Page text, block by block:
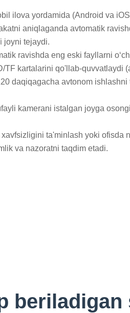
ilova yordamida (Android va
aniqlaganda avtomatik
joyni tejaydi.
ravishda eng eski fayllarni
kartalarini qo'llab-quvvatlaydi
daqiqagacha avtonom
kamerani istalgan joyga
ta'minlash yoki
va nazoratni taqdim etadi.
beriladigan